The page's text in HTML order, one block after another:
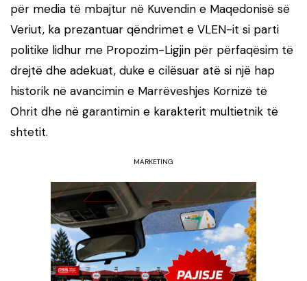
për media të mbajtur në Kuvendin e Maqedonisë së
Veriut, ka prezantuar qëndrimet e VLEN-it si parti
politike lidhur me Propozim-Ligjin për përfaqësim të
drejtë dhe adekuat, duke e cilësuar atë si një hap
historik në avancimin e Marrëveshjes Kornizë të
Ohrit dhe në garantimin e karakterit multietnik të
shtetit.
MARKETING